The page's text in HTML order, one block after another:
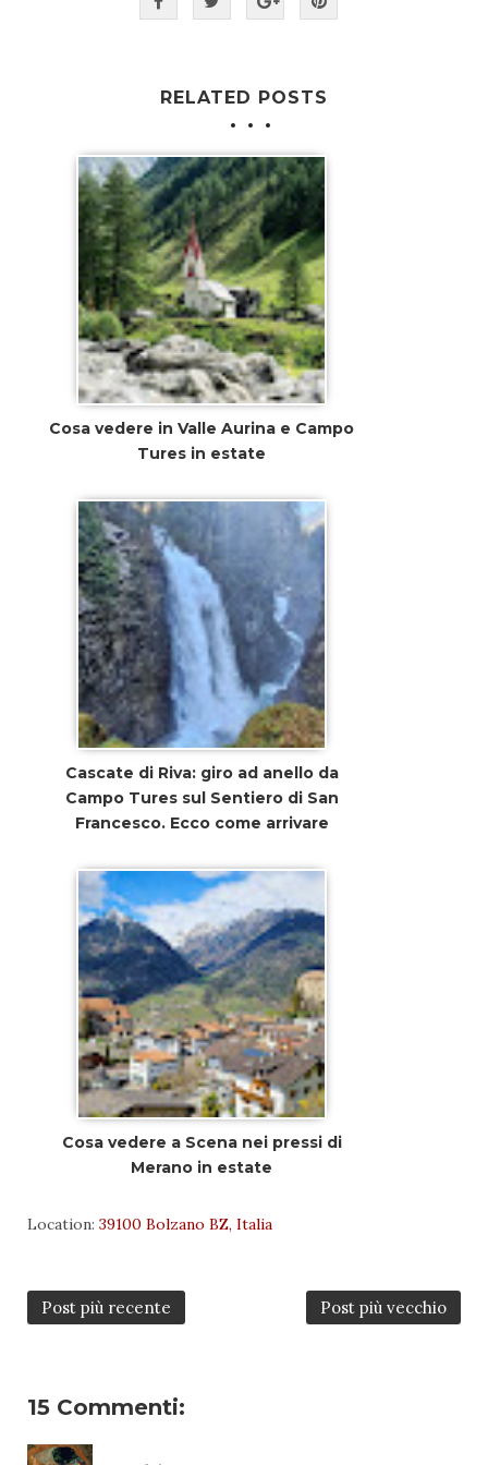
RELATED POSTS
Cosa vedere in Valle Aurina e Campo
Tures in estate
Cascate di Riva: giro ad anello da
Campo Tures sul Sentiero di San
Francesco. Ecco come arrivare
Cosa vedere a Scena nei pressi di
Merano in estate
Location: 39100 Bolzano BZ, Italia
Post più recente Post più vecchio
15 Commenti: